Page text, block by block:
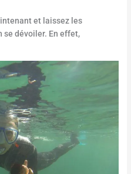
et laissez les
se dévoiler. En effet,